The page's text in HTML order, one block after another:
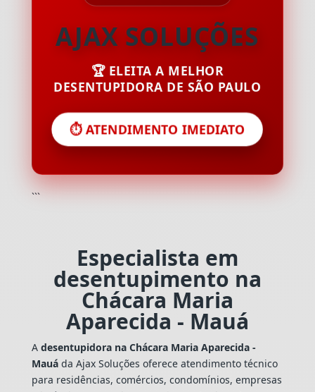
AJAX SOLUÇÕES
🏆 ELEITA A MELHOR
DESENTUPIDORA DE SÃO PAULO
⏱️ ATENDIMENTO IMEDIATO
```
Especialista em
desentupimento na
Chácara Maria
Aparecida - Mauá
A desentupidora na Chácara Maria Aparecida -
Mauáda Ajax Soluções oferece atendimento técnico
para residências, comércios, condomínios, empresas